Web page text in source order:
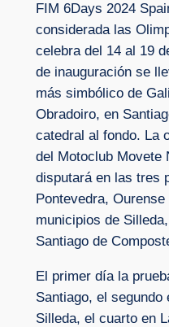
FIM 6Days 2024
considerada las
celebra del 14 al 19
de inauguración se
más simbólico de
Obradoiro, en
catedral al fondo. La
del Motoclub Movete
disputará en las tres
Pontevedra,
municipios de
Santiago de
El primer día la
Santiago, el
Silleda, el cuarto en